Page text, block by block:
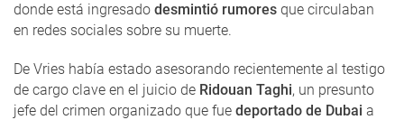
donde está ingresado desmintió rumores que circulaban
en redes sociales sobre su muerte.
De Vries había estado asesorando recientemente al testigo
de cargo clave en el juicio de Ridouan Taghi, un presunto
jefe del crimen organizado que fue deportado de Dubai a